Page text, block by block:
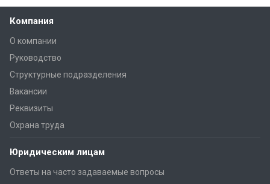
Компания
О компании
Руководство
Структурные подразделения
Вакансии
Реквизиты
Охрана труда
Юридическим лицам
Ответы на часто задаваемые вопросы